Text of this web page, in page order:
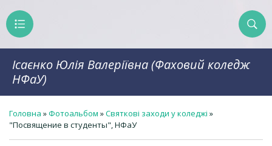
Ісаєнко Юлія Валеріївна (Фаховий коледж
НФаУ)
Головна »Фотоальбом »Святкові заходи у коледжі »
"Посвящение в студенты", НФаУ